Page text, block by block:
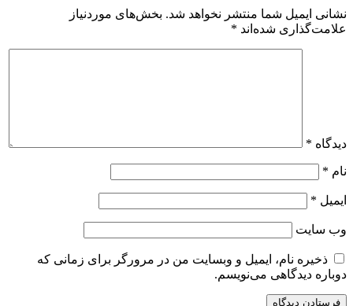
نشانی ایمیل شما منتشر نخواهد شد. بخش‌های موردنیاز
علامت‌گذاری شده‌اند *
دیدگاه *
نام *
ایمیل *
وب‌ سایت
ذخیره نام، ایمیل و وبسایت من در مرورگر برای زمانی که
دوباره دیدگاهی می‌نویسم.